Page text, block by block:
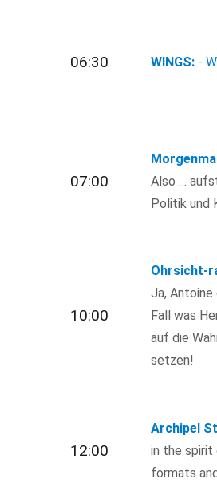
06:30 WINGS: -
07:00
Also …
Politik und
10:00
Ohrsicht-
Ja, Antoine
Fall was
auf die
setzen!
12:00
Archipel
in the spirit
formats